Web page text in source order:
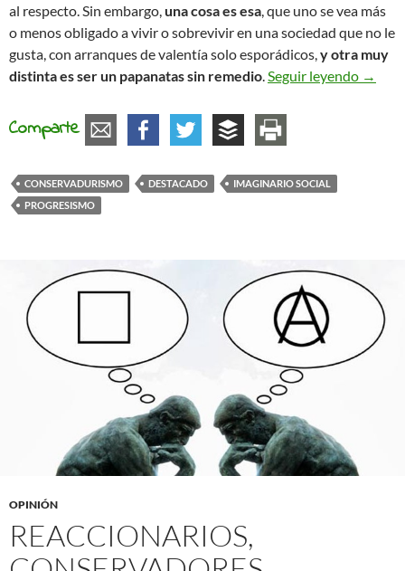
al respecto. Sin embargo,una cosa es esa, que uno se vea más
o menos obligado a vivir o sobrevivir en una sociedad que no le
gusta, con arranques de valentía solo esporádicos,y otra muy
distinta es ser un papanatas sin remedio.Seguir leyendo De
→
Comparte
CONSERVADURISMO DESTACADO
IMAGINARIO SOCIAL
PROGRESISMO
OPINIÓN
REACCIONARIOS,